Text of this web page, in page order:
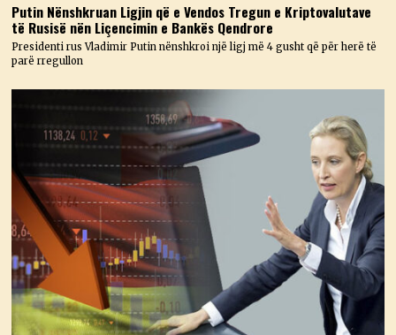
Putin Nënshkruan Ligjin që e Vendos Tregun e Kriptovalutave
të Rusisë nën Liçencimin e Bankës Qendrore
Presidenti rus Vladimir Putin nënshkroi një ligj më 4 gusht që për herë të
parë rregullon